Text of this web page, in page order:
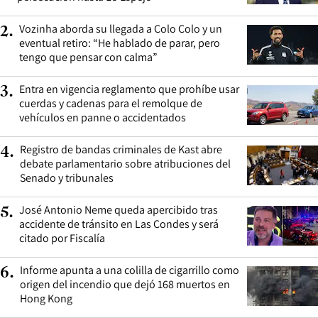
2. Vozinha aborda su llegada a Colo Colo y un
eventual retiro: “He hablado de parar, pero
tengo que pensar con calma”
3. Entra en vigencia reglamento que prohíbe usar
cuerdas y cadenas para el remolque de
vehículos en panne o accidentados
4. Registro de bandas criminales de Kast abre
debate parlamentario sobre atribuciones del
Senado y tribunales
5. José Antonio Neme queda apercibido tras
accidente de tránsito en Las Condes y será
citado por Fiscalía
6. Informe apunta a una colilla de cigarrillo como
origen del incendio que dejó 168 muertos en
Hong Kong